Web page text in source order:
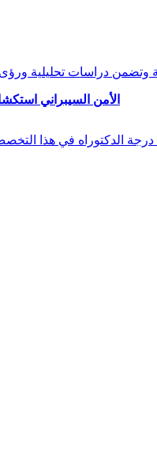
الأمن السيبراني
الدكتوراه في هذا